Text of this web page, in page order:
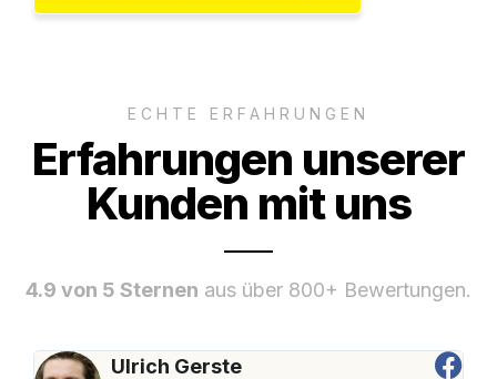
ECHTE ERFAHRUNGEN
Erfahrungen unserer
Kunden mit uns
4.9 von 5 Sternen aus über 800+ Bewertungen.
Ulrich Gerste